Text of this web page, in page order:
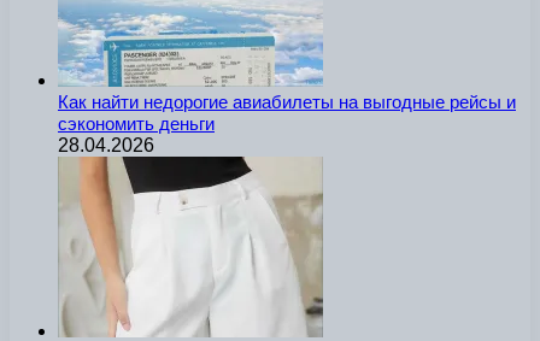
Как найти недорогие авиабилеты на выгодные рейсы и
сэкономить деньги
28.04.2026